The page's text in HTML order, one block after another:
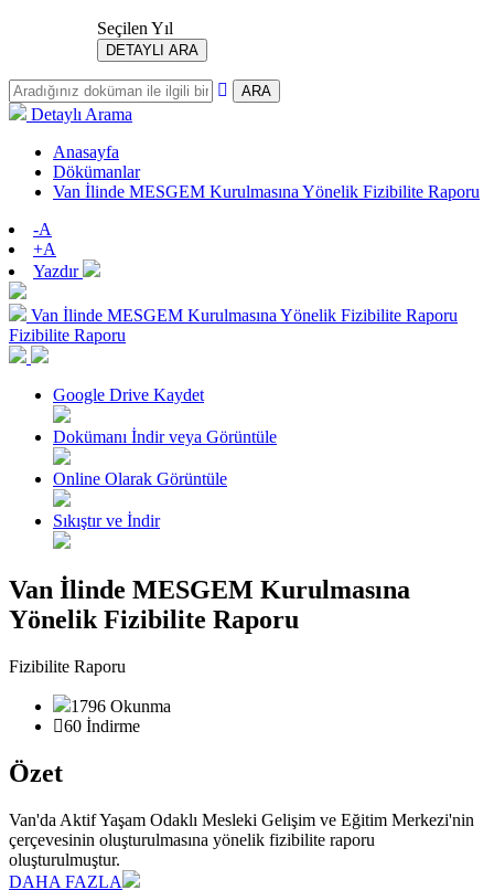
Seçilen Yıl
DETAYLI ARA
ARA
Detaylı Arama
Anasayfa
Dökümanlar
Van İlinde MESGEM Kurulmasına Yönelik Fizibilite Raporu
-A
+A
Yazdır
Van İlinde MESGEM Kurulmasına Yönelik Fizibilite Raporu
Fizibilite Raporu
Google Drive Kaydet
Dokümanı İndir veya Görüntüle
Online Olarak Görüntüle
Sıkıştır ve İndir
Van İlinde MESGEM Kurulmasına
Yönelik Fizibilite Raporu
Fizibilite Raporu
1796 Okunma
60 İndirme
Özet
Van'da Aktif Yaşam Odaklı Mesleki Gelişim ve Eğitim Merkezi'nin
çerçevesinin oluşturulmasına yönelik fizibilite raporu
oluşturulmuştur.
DAHA FAZLA